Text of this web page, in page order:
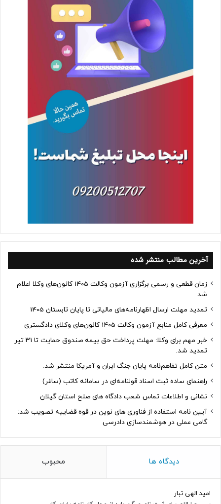
آخرین مطالب منتشر شده
زمان قطعی و رسمی برگزاری آزمون وکالت 1405 کانون‌های وکلا اعلام
شد
تمدید مهلت ارسال اظهارنامه‌های مالیاتی تا پایان تابستان 1405
معرفی کامل منابع آزمون وکالت 1405 کانون‌های وکلای دادگستری
خبر مهم برای وکلا: مهلت پرداخت حق بیمه صندوق حمایت تا ۳۱ تیر
تمدید شد.
متن کامل تفاهم‌نامه پایان جنگ ایران و آمریکا منتشر شد.
راهنمای ساده ثبت اسناد قولنامه‌ای در سامانه کاتب (ساغر)
نشانی و اطلاعات تماس شعب دادگاه های صلح استان گیلان
آیین نامه استفاده از فناوری های نوین در قوه قضاییه تصویب شد:
گامی عملی در هوشمندسازی دادرسی
دیدگاه ها محبوب
امید الهی تبار